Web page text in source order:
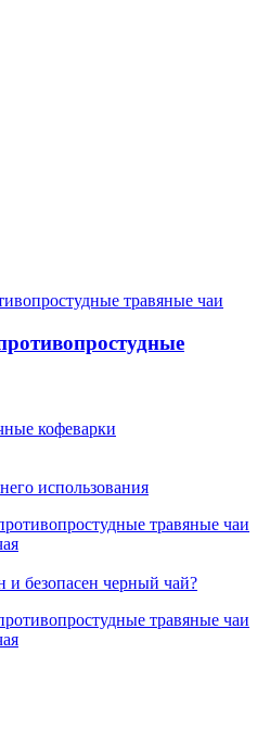
кофеварки
использования
травяные чаи
и безопасен черный чай?
травяные чаи